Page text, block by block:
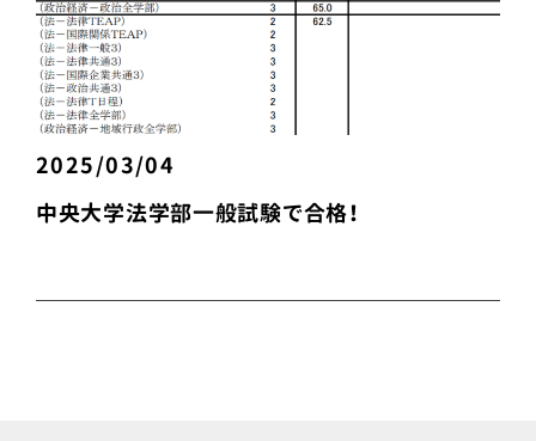
2025/03/04
中央大学法学部一般試験で合格！